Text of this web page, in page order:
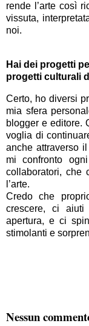
rende l’arte così
vissuta,
noi.
Hai dei progetti
progetti culturali
Certo, ho diversi
mia sfera
blogger e editore.
voglia di
anche attraverso
mi confronto
collaboratori, che
l’arte.
Credo che
crescere, ci
apertura, e ci
stimolanti e
Nessun